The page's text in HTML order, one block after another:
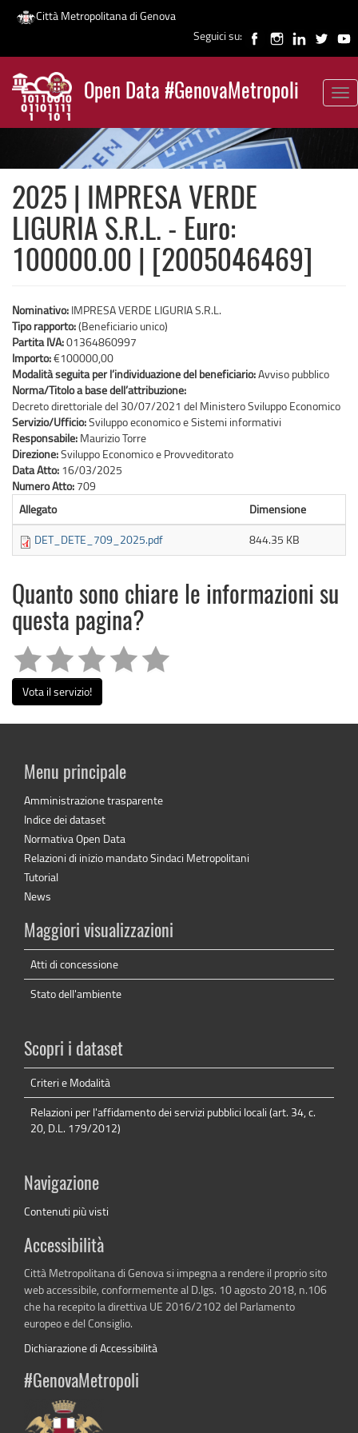
Salta
contenuto
principale
Città Metropolitana di Genova
Seguici su:
Open Data #GenovaMetropoli
News
2025 | IMPRESA VERDE
LIGURIA S.R.L. - Euro:
100000.00 | [2005046469]
Nominativo: IMPRESA VERDE LIGURIA S.R.L.
Tipo rapporto:(Beneficiario unico)
Partita IVA:01364860997
Importo:€100000,00
Modalità seguita per l’individuazione del beneficiario:Avviso pubblico
Norma/Titolo a base dell’attribuzione:
Decreto direttoriale del 30/07/2021 del Ministero Sviluppo Economico
Servizio/Ufficio:Sviluppo economico e Sistemi informativi
Responsabile: Maurizio Torre
Direzione:Sviluppo Economico e Provveditorato
Data Atto: 16/03/2025
Numero Atto: 709
Allegato
Dimensione
DET_DETE_709_2025.pdf
844.35 KB
Quanto sono chiare le informazioni su
questa pagina?
Vota il servizio!
Menu principale
Amministrazione trasparente
Indice dei dataset
Normativa Open Data
Relazioni di inizio mandato Sindaci Metropolitani
Tutorial
News
Maggiori visualizzazioni
Atti di concessione
Stato dell'ambiente
Scopri i dataset
Criteri e Modalità
Relazioni per l'affidamento dei servizi pubblici locali (art. 34, c.
20, D.L. 179/2012)
Navigazione
Contenuti più visti
Accessibilità
Città Metropolitana di Genova si impegna a rendere il proprio sito
web accessibile, conformemente al D.lgs. 10 agosto 2018, n.106
che ha recepito la direttiva UE 2016/2102 del Parlamento
europeo e del Consiglio.
Dichiarazione di Accessibilità
#GenovaMetropoli